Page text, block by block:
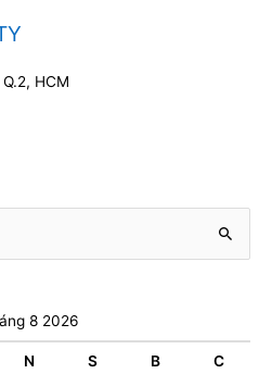
HCM
8 2026
N S B C